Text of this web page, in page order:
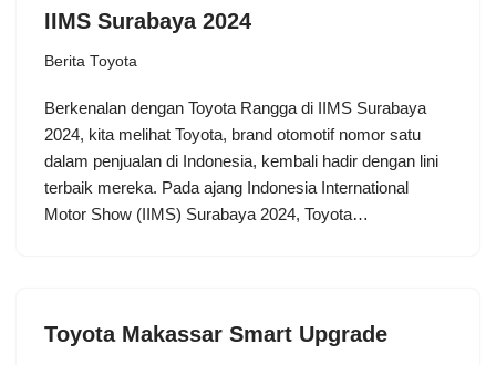
IIMS Surabaya 2024
Berita Toyota
Berkenalan dengan Toyota Rangga di IIMS Surabaya
2024, kita melihat Toyota, brand otomotif nomor satu
dalam penjualan di Indonesia, kembali hadir dengan lini
terbaik mereka. Pada ajang Indonesia International
Motor Show (IIMS) Surabaya 2024, Toyota…
Toyota Makassar Smart Upgrade